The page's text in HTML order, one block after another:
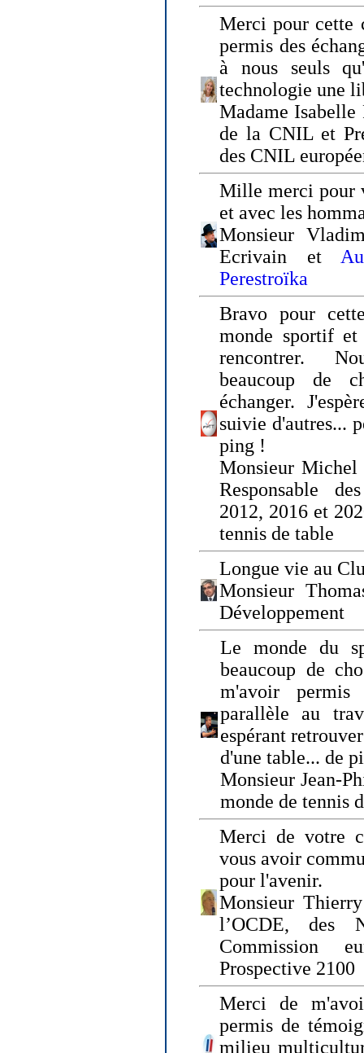
Merci pour cette
permis des
à nous seuls
technologie une
Madame Isabelle
de la CNIL et
des CNIL
Mille merci pour
et avec les
Monsieur
Ecrivain et
Perestroïka
Bravo pour
monde sportif
rencontrer.
beaucoup de
échanger.
suivie d'autres...
ping !
Monsieur
Responsable
2012, 2016 et
tennis de table
Longue vie au
Monsieur
Développement
Le monde du
beaucoup de
m'avoir
parallèle au
espérant
d'une table... de
Monsieur Jean-
monde de tennis
Merci de votre
vous avoir
pour l'avenir.
Monsieur
l’OCDE, des
Commission
Prospective 2100
Merci de
permis de
milieu